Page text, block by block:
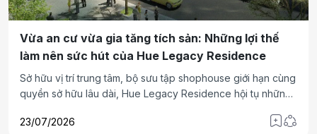
Vừa an cư vừa gia tăng tích sản: Những lợi thế
làm nên sức hút của Hue Legacy Residence
Sở hữu vị trí trung tâm, bộ sưu tập shophouse giới hạn cùng
quyền sở hữu lâu dài, Hue Legacy Residence hội tụ những
trường hướng tới tài sản có khả năng khai thác thực và tích
23/07/2026